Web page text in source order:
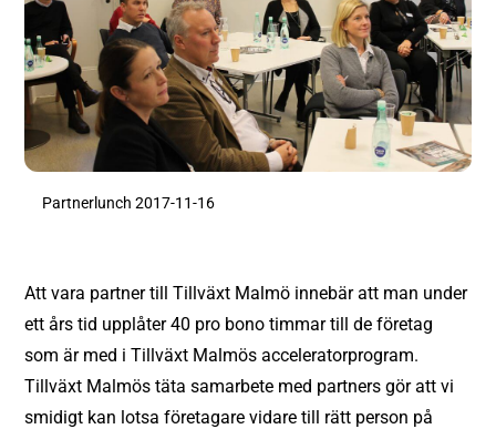
Partnerlunch 2017-11-16
Att vara partner till Tillväxt Malmö innebär att man under
ett års tid upplåter 40 pro bono timmar till de företag
som är med i Tillväxt Malmös acceleratorprogram.
Tillväxt Malmös täta samarbete med partners gör att vi
smidigt kan lotsa företagare vidare till rätt person på